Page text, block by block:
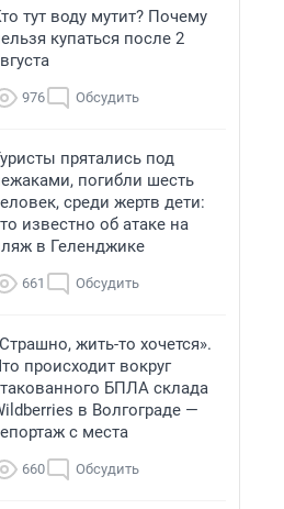
тут воду мутит? Почему
купаться после 2
976 Обсудить
прятались под
погибли шесть
среди жертв дети:
известно об атаке на
в Геленджике
661 Обсудить
жить-то хочется».
происходит вокруг
БПЛА склада
в Волгограде —
с места
660 Обсудить